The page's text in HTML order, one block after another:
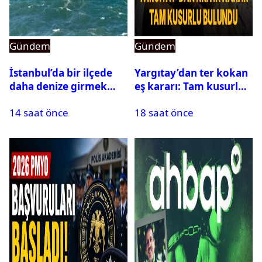
Gündem
İstanbul’da bir ilçede
daha denize girmek
14 saat önce
Gündem
Yargıtay’dan ter kokan
eş kararı: Tam kusurlu
18 saat önce